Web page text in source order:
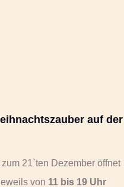
auf der
21`ten Dezember öffnet
von 11 bis 19 Uhr